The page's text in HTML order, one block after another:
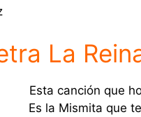
La
Esta canción que
Es la Mismita que